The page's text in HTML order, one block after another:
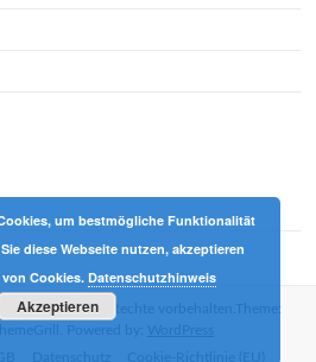
mit PhilAlle Rechte vorbehalten.Theme:
um bestmögliche Funktionalität
diese Webseite nutzen, akzeptieren
von Cookies.Datenschutzhinweis
Akzeptieren